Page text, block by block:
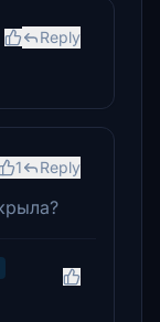
Reply
1 Reply